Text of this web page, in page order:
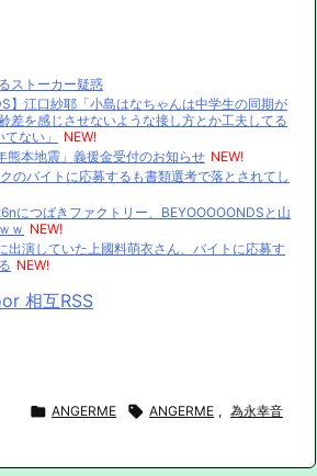
ストーカー疑惑
】江口紗耶「小島はなちゃんは中学生の同期が
差を感じさせないような接し方とか工夫してる
ない」
NEW!
熊本地震」義援金受付のお知らせ NEW!
のバイトに応募するも書類選考で落とされてし
につばきファクトリー、BEYOOOOONDSと山
ｗ NEW!
出演していた上國料萌衣さん、バイトに応募す
NEW!
相互RSS
 ANGERME  ANGERME , 為永幸音